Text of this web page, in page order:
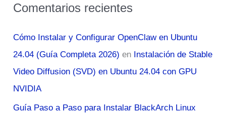
Comentarios recientes
Cómo Instalar y Configurar OpenClaw en Ubuntu
24.04 (Guía Completa 2026) en Instalación de Stable
Video Diffusion (SVD) en Ubuntu 24.04 con GPU
NVIDIA
Guía Paso a Paso para Instalar BlackArch Linux